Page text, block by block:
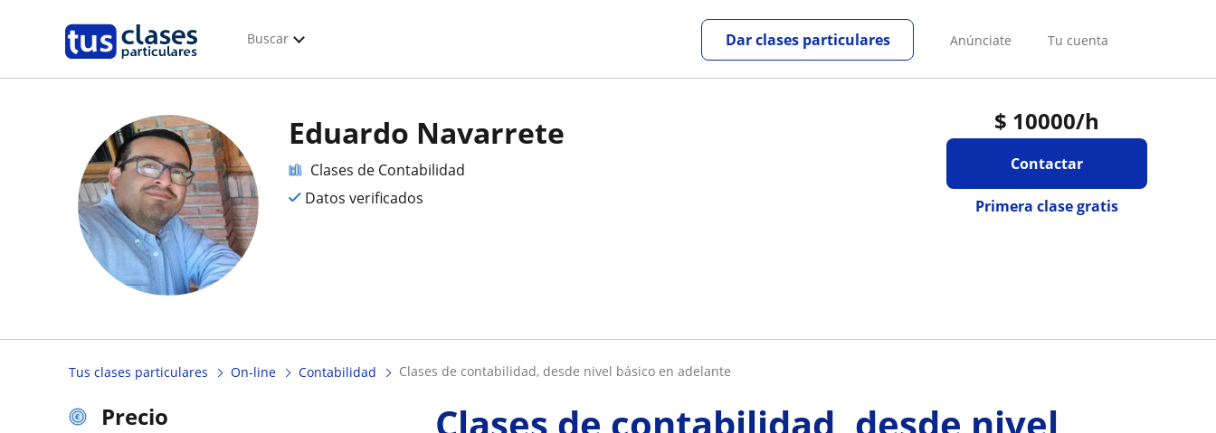
Buscar Anúnciate Tu cuenta
Dar clases particulares
$ 10000/h
Contactar
Primera clase gratis
Eduardo Navarrete
Clases de Contabilidad
Datos verificados
Tus clases particulares On-line Contabilidad clases de contabilidad, desde nivel básico en adelante
Precio